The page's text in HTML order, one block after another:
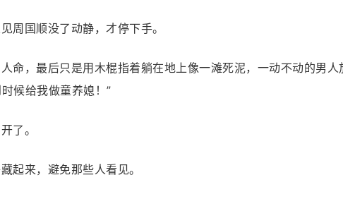
周国顺没了动静，才停下手。
命，最后只是用木棍指着躺在地上像一滩死泥，一动不动的男人
候给我做童养媳！”
了。
起来，避免那些人看见。